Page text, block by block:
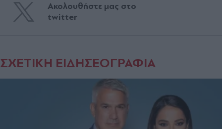
Ακολουθήστε μας στο
twitter
ΣΧΕΤΙΚΗ ΕΙΔΗΣΕΟΓΡΑΦΙΑ